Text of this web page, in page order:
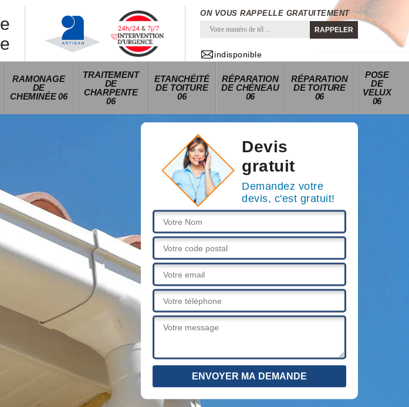
ON VOUS RAPPELLE GRATUITEMENT
indisponible
RAMONAGE
DE
CHEMINÉE 06
TRAITEMENT
DE
CHARPENTE
06
ETANCHÉITÉ
DE TOITURE
06
RÉPARATION
DE CHÉNEAU
06
RÉPARATION
DE TOITURE
06
POSE
DE
VELUX
06
Devis
gratuit
Demandez votre
devis, c'est gratuit!